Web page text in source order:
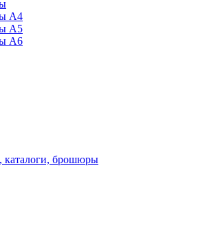
А4
А5
А6
каталоги, брошюры